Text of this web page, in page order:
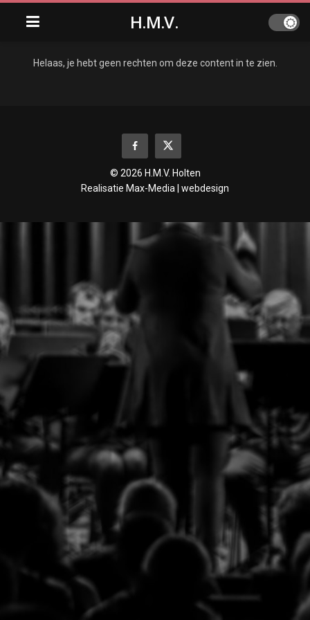
H.M.V.
Helaas, je hebt geen rechten om deze content in te zien.
© 2026 H.M.V. Holten
Realisatie Max-Media | webdesign